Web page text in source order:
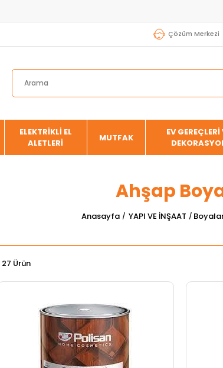
Çözüm Merkezi
ELEKTRİKLİ EL
ALETLERİ
MUTFAK
EV GEREÇLERİ
Ahşap
Anasayfa YAPI VE İNŞAAT
27 Ürün